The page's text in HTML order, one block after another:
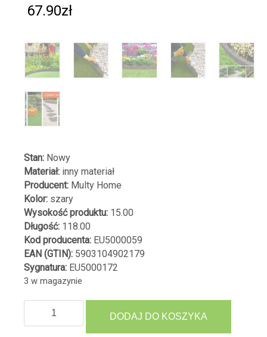
67.90zł
Stan: Nowy
Materiał: inny materiał
Producent: Multy Home
Kolor: szary
Wysokość produktu: 15.00
Długość: 118.00
Kod producenta: EU5000059
EAN (GTIN): 5903104902179
Sygnatura: EU5000172
3 w magazynie
DODAJ DO KOSZYKA